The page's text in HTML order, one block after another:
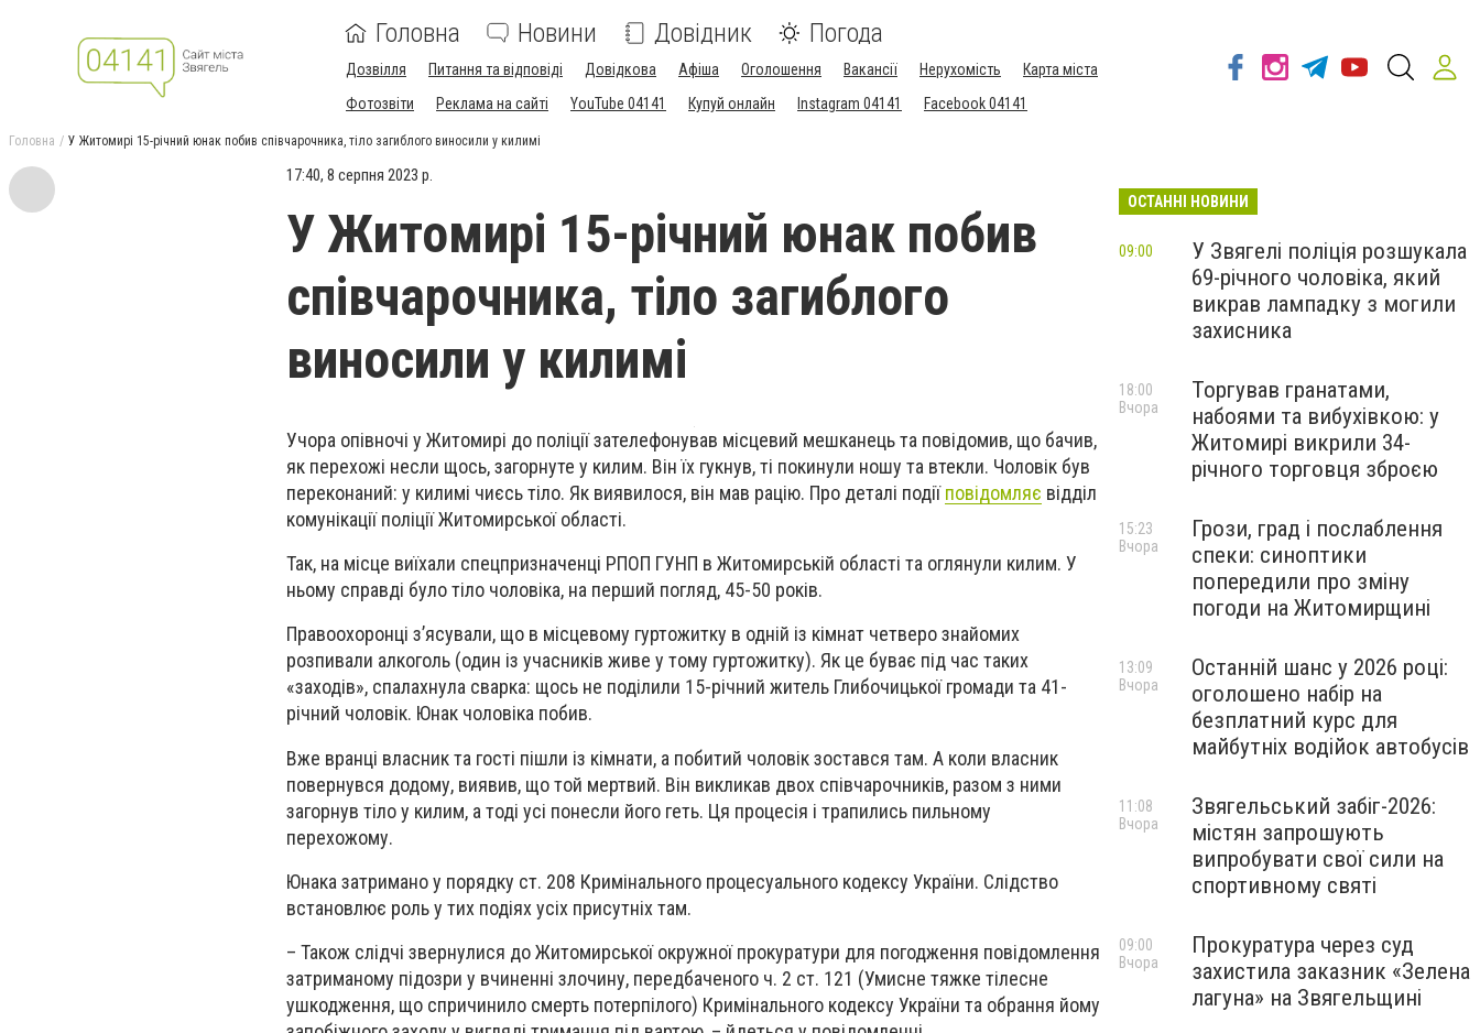
Головна Новини Довідник Погода
Дозвілля Питання та відповіді Довідкова Афіша Оголошення Вакансії Нерухомість
Карта міста
Фотозвіти
Реклама на сайті YouTube 04141 Купуй онлайн Instagram 04141 Facebook 04141
Головна У Житомирі 15-річний юнак побив співчарочника, тіло загиблого виносили у килимі
17:40, 8 серпня 2023 р.
У Житомирі 15-річний юнак побив
співчарочника, тіло загиблого
виносили у килимі
Учора опівночі у Житомирі до поліції зателефонував місцевий мешканець та повідомив, що бачив,
як перехожі несли щось, загорнуте у килим. Він їх гукнув, ті покинули ношу та втекли. Чоловік був
переконаний: у килимі чиєсь тіло. Як виявилося, він мав рацію. Про деталі подіїповідомляє відділ
комунікації поліції Житомирської області.
Так, на місце виїхали спецпризначенці РПОП ГУНП в Житомирській області та оглянули килим. У
ньому справді було тіло чоловіка, на перший погляд, 45-50 років.
Правоохоронці з’ясували, що в місцевому гуртожитку в одній із кімнат четверо знайомих
розпивали алкоголь (один із учасників живе у тому гуртожитку). Як це буває під час таких
«заходів», спалахнула сварка: щось не поділили 15-річний житель Глибочицької громади та 41-
річний чоловік. Юнак чоловіка побив.
Вже вранці власник та гості пішли із кімнати, а побитий чоловік зостався там. А коли власник
повернувся додому, виявив, що той мертвий. Він викликав двох співчарочників, разом з ними
загорнув тіло у килим, а тоді усі понесли його геть. Ця процесія і трапились пильному
перехожому.
Юнака затримано у порядку ст. 208 Кримінального процесуального кодексу України. Слідство
встановлює роль у тих подіях усіх присутніх там.
– Також слідчі звернулися до Житомирської окружної прокуратури для погодження повідомлення
затриманому підозри у вчиненні злочину, передбаченого ч. 2 ст. 121 (Умисне тяжке тілесне
ушкодження, що спричинило смерть потерпілого) Кримінального кодексу України та обрання йому
ОСТАННІ НОВИНИ
У Звягелі поліція розшукала
69-річного чоловіка, який
викрав лампадку з могили
захисника
09:00
Торгував гранатами,
набоями та вибухівкою: у
Житомирі викрили 34-
річного торговця зброєю
18:00
Вчора
Грози, град і послаблення
спеки: синоптики
попередили про зміну
погоди на Житомирщині
15:23
Вчора
Останній шанс у 2026 році:
оголошено набір на
безплатний курс для
майбутніх водійок автобусів
13:09
Вчора
Звягельський забіг-2026:
містян запрошують
випробувати свої сили на
спортивному святі
11:08
Вчора
Прокуратура через суд
захистила заказник «Зелена
лагуна» на Звягельщині
09:00
Вчора